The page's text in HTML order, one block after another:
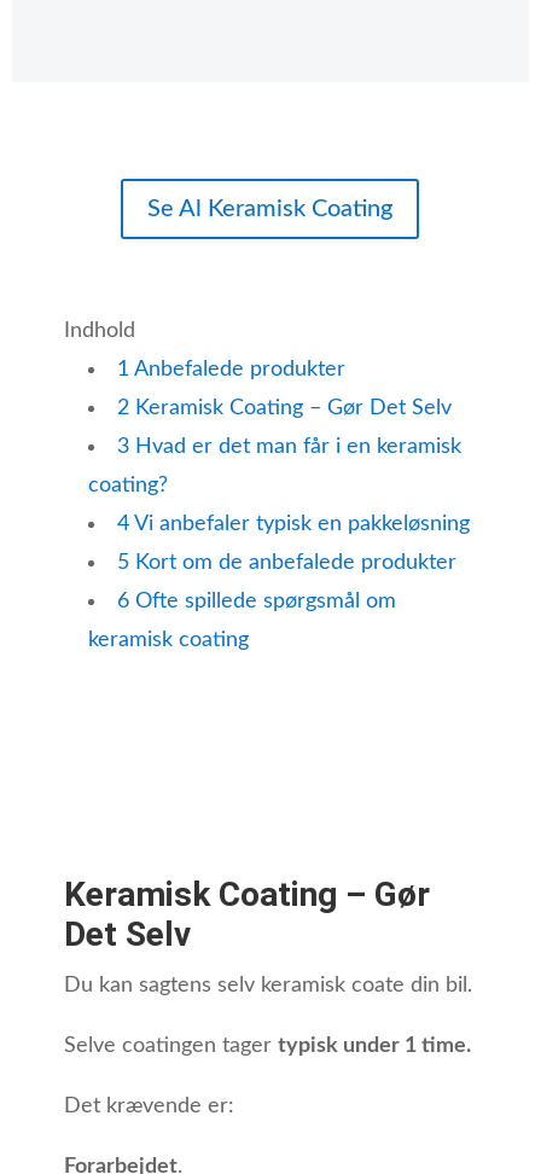
Se Al Keramisk Coating
Indhold
1Anbefalede produkter
2Keramisk Coating – Gør Det Selv
3Hvad er det man får i en keramisk
coating?
4Vi anbefaler typisk en pakkeløsning
5Kort om de anbefalede produkter
6Ofte spillede spørgsmål om
keramisk coating
Keramisk Coating – Gør
Det Selv
Du kan sagtens selv keramisk coate din bil.
Selve coatingen tager typisk under 1 time.
Det krævende er:
Forarbejdet.